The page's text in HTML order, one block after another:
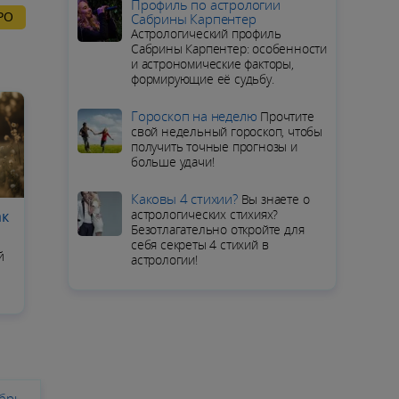
Профиль по астрологии
Сабрины Карпентер
Астрологический профиль
Сабрины Карпентер: особенности
и астрономические факторы,
формирующие её судьбу.
Гороскоп на неделю Прочтите
свой недельный гороскоп, чтобы
получить точные прогнозы и
больше удачи!
Каковы 4 стихии? Вы знаете о
астрологических стихиях?
Безотлагательно откройте для
себя секреты 4 стихий в
астрологии!